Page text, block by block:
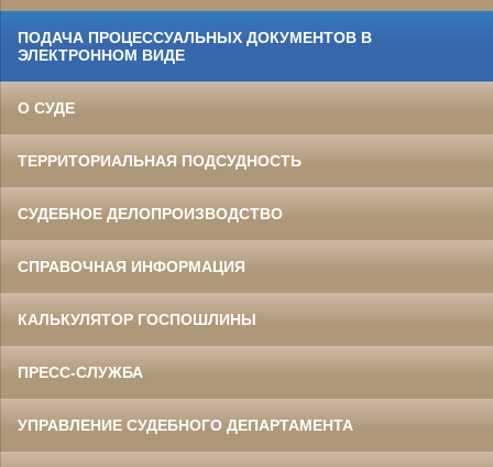
ПОДАЧА ПРОЦЕССУАЛЬНЫХ ДОКУМЕНТОВ В
ЭЛЕКТРОННОМ ВИДЕ
О СУДЕ
ТЕРРИТОРИАЛЬНАЯ ПОДСУДНОСТЬ
СУДЕБНОЕ ДЕЛОПРОИЗВОДСТВО
СПРАВОЧНАЯ ИНФОРМАЦИЯ
КАЛЬКУЛЯТОР ГОСПОШЛИНЫ
ПРЕСС-СЛУЖБА
УПРАВЛЕНИЕ СУДЕБНОГО ДЕПАРТАМЕНТА